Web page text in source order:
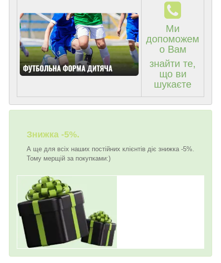
Ми
допоможем
о Вам
знайти те,
що ви
шукаєте
Знижка -5%.
А ще для всіх наших постійних клієнтів діє знижка -5%.
Тому мерщій за покупками:)